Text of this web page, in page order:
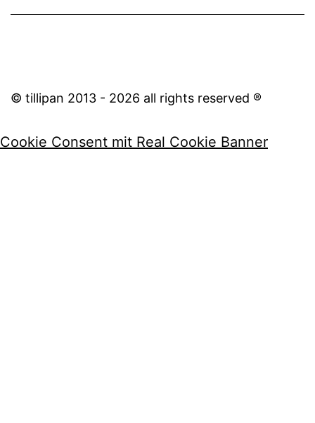
© tillipan 2013 - 2026 all rights reserved ®
Cookie Consent mit Real Cookie Banner